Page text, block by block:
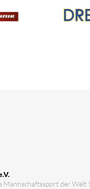
Mannschaftssport der Welt !